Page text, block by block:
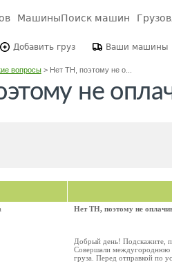
МашиныПоиск машин
Добавить груз Ваши машины
вопросы> Нет ТН, поэтому не о...
не
Нет ТН, поэтому не
Добрый день! Подскажите,
Совершали междугороднюю
груза. Перед отправкой по